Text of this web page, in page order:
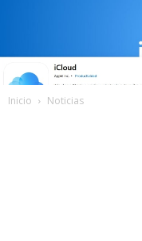
Inicio Noticias